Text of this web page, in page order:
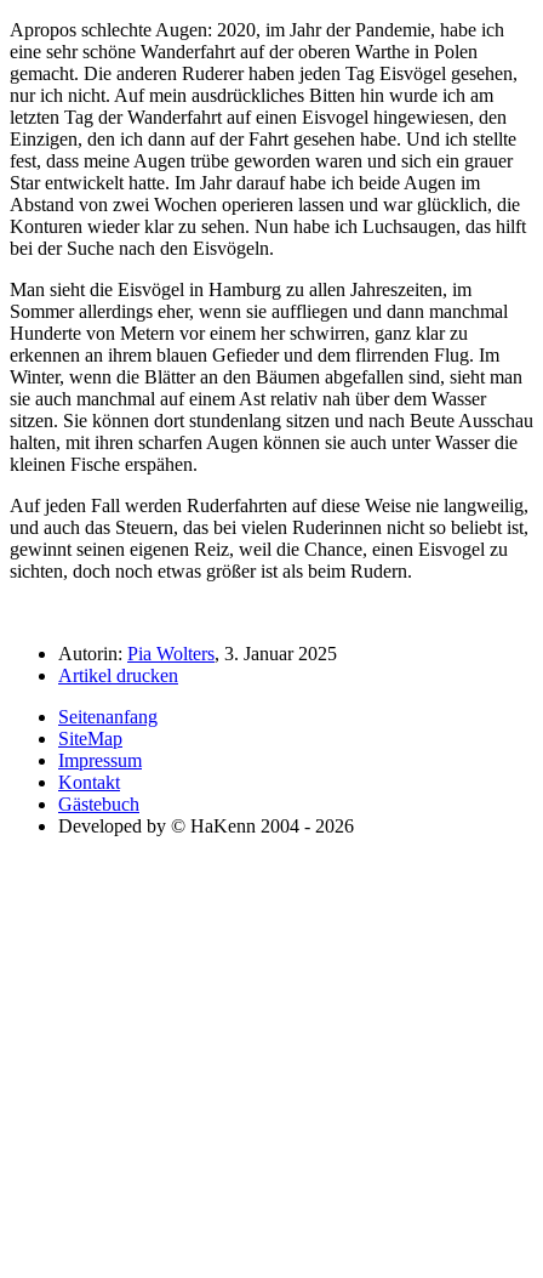
Apropos schlechte Augen: 2020, im Jahr der Pandemie, habe ich
eine sehr schöne Wanderfahrt auf der oberen Warthe in Polen
gemacht. Die anderen Ruderer haben jeden Tag Eisvögel gesehen,
nur ich nicht. Auf mein ausdrückliches Bitten hin wurde ich am
letzten Tag der Wanderfahrt auf einen Eisvogel hingewiesen, den
Einzigen, den ich dann auf der Fahrt gesehen habe. Und ich stellte
fest, dass meine Augen trübe geworden waren und sich ein grauer
Star entwickelt hatte. Im Jahr darauf habe ich beide Augen im
Abstand von zwei Wochen operieren lassen und war glücklich, die
Konturen wieder klar zu sehen. Nun habe ich Luchsaugen, das hilft
bei der Suche nach den Eisvögeln.
Man sieht die Eisvögel in Hamburg zu allen Jahreszeiten, im
Sommer allerdings eher, wenn sie auffliegen und dann manchmal
Hunderte von Metern vor einem her schwirren, ganz klar zu
erkennen an ihrem blauen Gefieder und dem flirrenden Flug. Im
Winter, wenn die Blätter an den Bäumen abgefallen sind, sieht man
sie auch manchmal auf einem Ast relativ nah über dem Wasser
sitzen. Sie können dort stundenlang sitzen und nach Beute Ausschau
halten, mit ihren scharfen Augen können sie auch unter Wasser die
kleinen Fische erspähen.
Auf jeden Fall werden Ruderfahrten auf diese Weise nie langweilig,
und auch das Steuern, das bei vielen Ruderinnen nicht so beliebt ist,
gewinnt seinen eigenen Reiz, weil die Chance, einen Eisvogel zu
sichten, doch noch etwas größer ist als beim Rudern.
Autorin: Pia Wolters, 3. Januar 2025
Artikel drucken
Seitenanfang
SiteMap
Impressum
Kontakt
Gästebuch
Developed by © HaKenn 2004 - 2026